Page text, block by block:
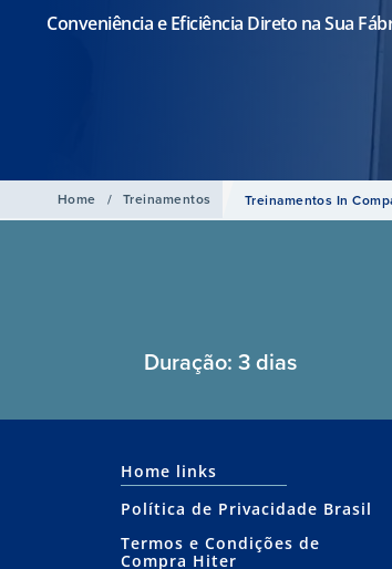
Conveniência e Eficiência Direto na Sua
Home / Treinamentos Treinamentos In
Duração: 3 dias
Home links
Política de Privacidade Brasil
Termos e Condições de
Compra Hiter